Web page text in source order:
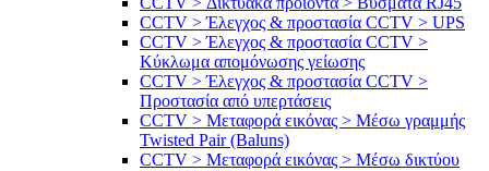
CCTV > Έλεγχος & προστασία CCTV > UPS
CCTV > Έλεγχος & προστασία CCTV >
Κύκλωμα απομόνωσης γείωσης
CCTV > Έλεγχος & προστασία CCTV >
Προστασία από υπερτάσεις
CCTV > Μεταφορά εικόνας > Μέσω γραμμής
Twisted Pair (Baluns)
CCTV > Μεταφορά εικόνας > Μέσω δικτύου